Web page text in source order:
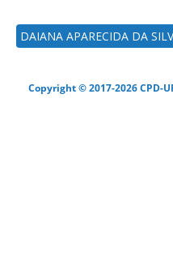
DAIANA APARECIDA DA
Copyright © 2017-2026 CPD-